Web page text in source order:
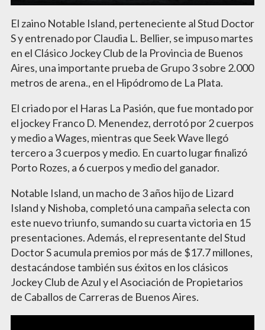
El zaino Notable Island, perteneciente al Stud Doctor
S y entrenado por Claudia L. Bellier, se impuso martes
en el Clásico Jockey Club de la Provincia de Buenos
Aires, una importante prueba de Grupo 3 sobre 2.000
metros de arena., en el Hipódromo de La Plata.
El criado por el Haras La Pasión, que fue montado por
el jockey Franco D. Menendez, derrotó por 2 cuerpos
y medio a Wages, mientras que Seek Wave llegó
tercero a 3 cuerpos y medio. En cuarto lugar finalizó
Porto Rozes, a 6 cuerpos y medio del ganador.
Notable Island, un macho de 3 años hijo de Lizard
Island y Nishoba, completó una campaña selecta con
este nuevo triunfo, sumando su cuarta victoria en 15
presentaciones. Además, el representante del Stud
Doctor S acumula premios por más de $17.7 millones,
destacándose también sus éxitos en los clásicos
Jockey Club de Azul y el Asociación de Propietarios
de Caballos de Carreras de Buenos Aires.